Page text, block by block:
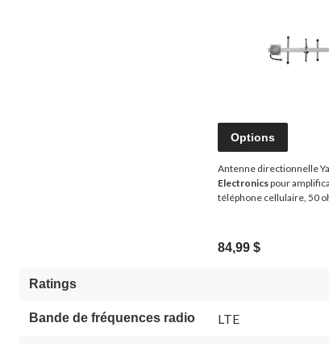
Options
Antenne directionnelle
Electronicspour
téléphone cellulaire, 50
84,99 $
Ratings
Bande de fréquences radio LTE